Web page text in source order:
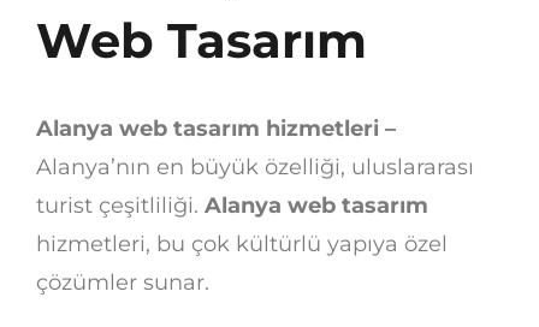
Web Tasarım
Alanya web tasarım hizmetleri –
Alanya’nın en büyük özelliği, uluslararası
turist çeşitliliği. Alanya web tasarım
hizmetleri, bu çok kültürlü yapıya özel
çözümler sunar.